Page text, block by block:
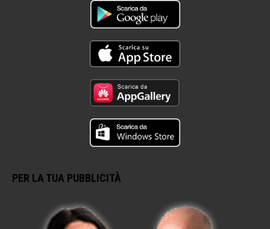
PER LA TUA PUBBLICITÀ